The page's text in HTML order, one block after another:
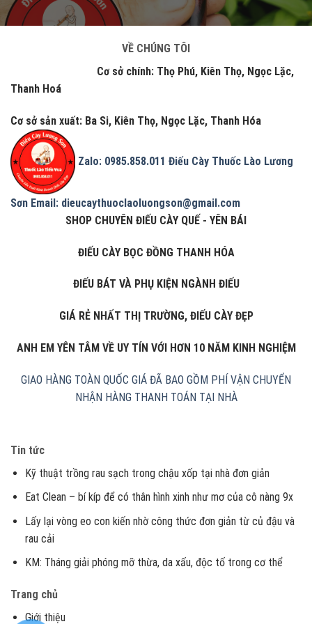
VỀ CHÚNG TÔI
Cơ sở chính: Thọ Phú, Kiên Thọ, Ngọc Lặc,
Thanh Hoá
Cơ sở sản xuất: Ba Si, Kiên Thọ, Ngọc Lặc, Thanh Hóa
Zalo: 0985.858.011 Điếu Cày Thuốc Lào Lương
Sơn Email: dieucaythuoclaoluongson@gmail.com
SHOP CHUYÊN ĐIẾU CÀY QUẾ - YÊN BÁI
ĐIẾU CÀY BỌC ĐỒNG THANH HÓA
ĐIẾU BÁT VÀ PHỤ KIỆN NGÀNH ĐIẾU
GIÁ RẺ NHẤT THỊ TRƯỜNG, ĐIẾU CÀY ĐẸP
ANH EM YÊN TÂM VỀ UY TÍN VỚI HƠN 10 NĂM KINH NGHIỆM
GIAO HÀNG TOÀN QUỐC GIÁ ĐÃ BAO GỒM PHÍ VẬN CHUYỂN
NHẬN HÀNG THANH TOÁN TẠI NHÀ
Tin tức
Kỹ thuật trồng rau sạch trong chậu xốp tại nhà đơn giản
Eat Clean – bí kíp để có thân hình xinh như mơ của cô nàng 9x
Lấy lại vòng eo con kiến nhờ công thức đơn giản từ củ đậu và
rau cải
KM: Tháng giải phóng mỡ thừa, da xấu, độc tố trong cơ thể
Trang chủ
Giới thiệu